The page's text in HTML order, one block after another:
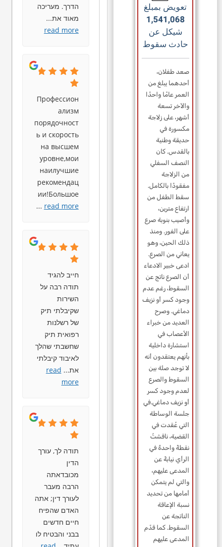
تعويض بمبلغ
1,541,068
شيكل عن
حادث سقوط
صعد طفلان،
أحدهما يبلغ من
العمر عامًا واحدًا
والآخر تسعة
أشهر، على زلاجة
مكسورة في
حديقة وطنية
بالقدس. كان
النصف السفلي
من الزلاجة
مفقودًا بالكامل.
سقط الطفل من
ارتفاع مترين،
وأصيب بنوبة صرع
على الفور. ومنذ
ذلك الحين، وهو
يعاني من الصرع.
ادعى خبير الادعاء
أن الصرع ناتج عن
السقوط، رغم عدم
وجود كسر أو نزيف
دماغي. وصرح
العديد من خبراء
الأعصاب في
استشارة داخلية
بأنهم يعتقدون أنه
لا توجد صلة بين
السقوط والصرع
لعدم وجود كسر
أو نزيف دماغي.في
جلسة الوساطة
التي عُقدت في
القضية، ناقشتُ
نقطةً واحدةً في
الرأي نيابةً عن
المدعى عليهم،
والتي لم يتمكن
أمامها من تحديد
نسبة الإعاقة
الناتجة عن
السقوط. كما قدّم
المدعى عليهم
הדרך. מעריכה
מאוד את...
read more
Профессион
ализм
порядочност
ь и скорость
на высшем
уровне,мои
наилучшие
рекомендац
ии!Большое
... read more
חייב להגיד
תודה רבה על
השירות
שקיבלתי תיק
של רשלנות
רפואית תיק
שחשבתי שהלך
לאיבוד קיבלתי
את...
read
more
תודה לך, עורך
הדין
מכובדאתה
הרבה מעבר
לעורך דין; אתה
האדם שהפיח
חיים חדשים
בבני והבטיח לו